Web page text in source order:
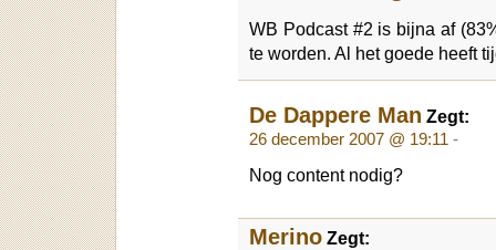
WB Podcast #2 is bijna af
te worden. Al het goede heeft
De Dappere Man Zegt:
26 december 2007 @ 19:11 -
Nog content nodig?
Merino Zegt: